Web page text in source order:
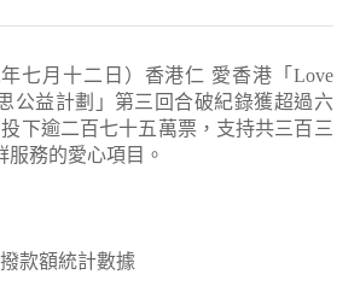
七月十二日）香港仁 愛香港「Love
公益計劃」第三回合破紀錄獲超過六
下逾二百七十五萬票，支持共三百三
服務的愛心項目。
款額統計數據